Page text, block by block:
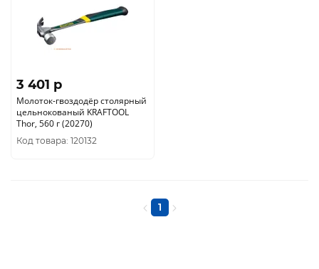
3 401 p
Молоток-гвоздодёр столярный
цельнокованый KRAFTOOL
Thor, 560 г (20270)
Код товара: 120132
1